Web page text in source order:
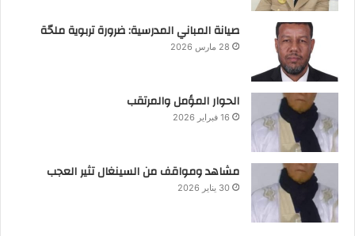
صيانة المباني المدرسية: ضرورة تربوية ملحّة
28 مارس 2026
الحوار المؤمل والمرتقب
16 فبراير 2026
مشاهد ومواقف من السينغال تثير العجب
30 يناير 2026